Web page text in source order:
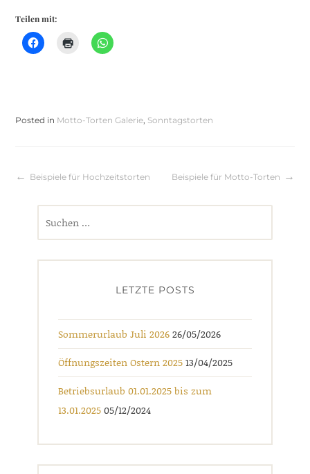
Teilen mit:
Posted in Motto-Torten Galerie Sonntagstorten
Beitragsnavigation
Beispiele für Hochzeitstorten Beispiele für Motto-Torten
LETZTE POSTS
Sommerurlaub Juli 202626/05/2026
Öffnungszeiten Ostern 202513/04/2025
Betriebsurlaub 01.01.2025 bis zum
13.01.202505/12/2024